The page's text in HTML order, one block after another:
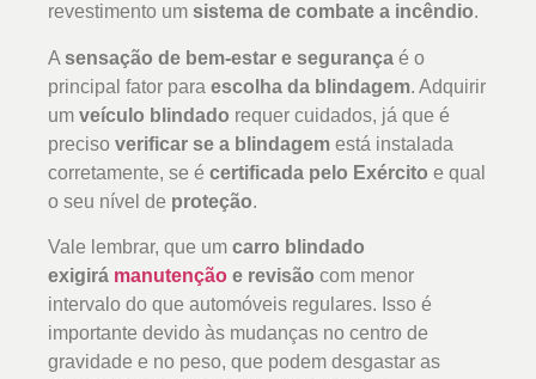
revestimento um sistema de combate a incêndio.
A sensação de bem-estar e segurança é o
principal fator para escolha da blindagem. Adquirir
um veículo blindado requer cuidados, já que é
preciso verificar se a blindagem está instalada
corretamente, se é certificada pelo Exército e qual
o seu nível de proteção.
Vale lembrar, que um carro blindado
exigirá manutenção e revisão com menor
intervalo do que automóveis regulares. Isso é
importante devido às mudanças no centro de
gravidade e no peso, que podem desgastar as